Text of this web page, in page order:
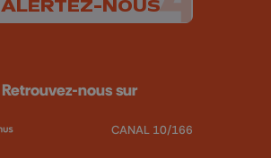
ALERTEZ-NOUS
Retrouvez-nous sur
CANAL 10/166